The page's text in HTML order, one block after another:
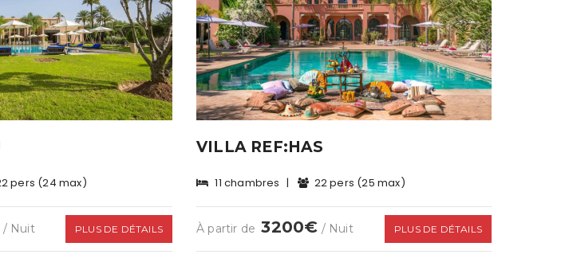
pers (24 max)
/ Nuit PLUS DE DÉTAILS
VILLA REF:HAS
11 chambres | 22 pers (25 max)
À partir de 3200€ / Nuit PLUS DE DÉTAILS